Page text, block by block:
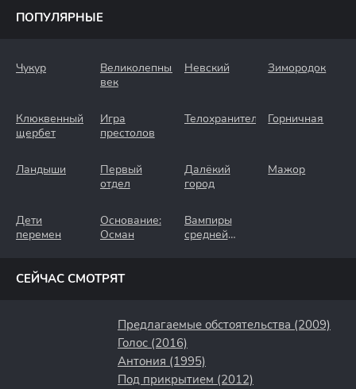
ПОПУЛЯРНЫЕ
Чукур
Великолепный
век
Невский Зимородок
Клюквенный
щербет
Игра
престолов
Телохранители Горничная
Ландыши
Первый
отдел
Далёкий
город
Мажор
Дети
перемен
Основание:
Осман
Вампиры
средней
СЕЙЧАС СМОТРЯТ
Предлагаемые обстоятельства (2009)
Голос (2016)
Антония (1995)
Под прикрытием (2012)